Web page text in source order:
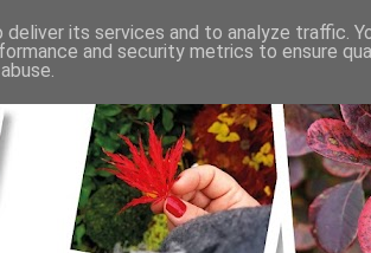
its services and to analyze traffic.
and security metrics to ensure